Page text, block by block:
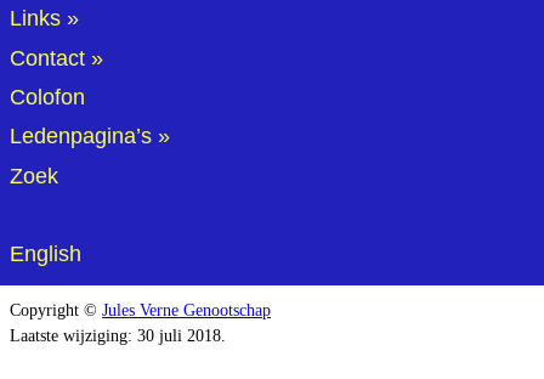
Links
Contact
Colofon
Ledenpagina’s
Zoek
English
Copyright © Jules Verne Genootschap
Laatste wijziging: 30 juli 2018.